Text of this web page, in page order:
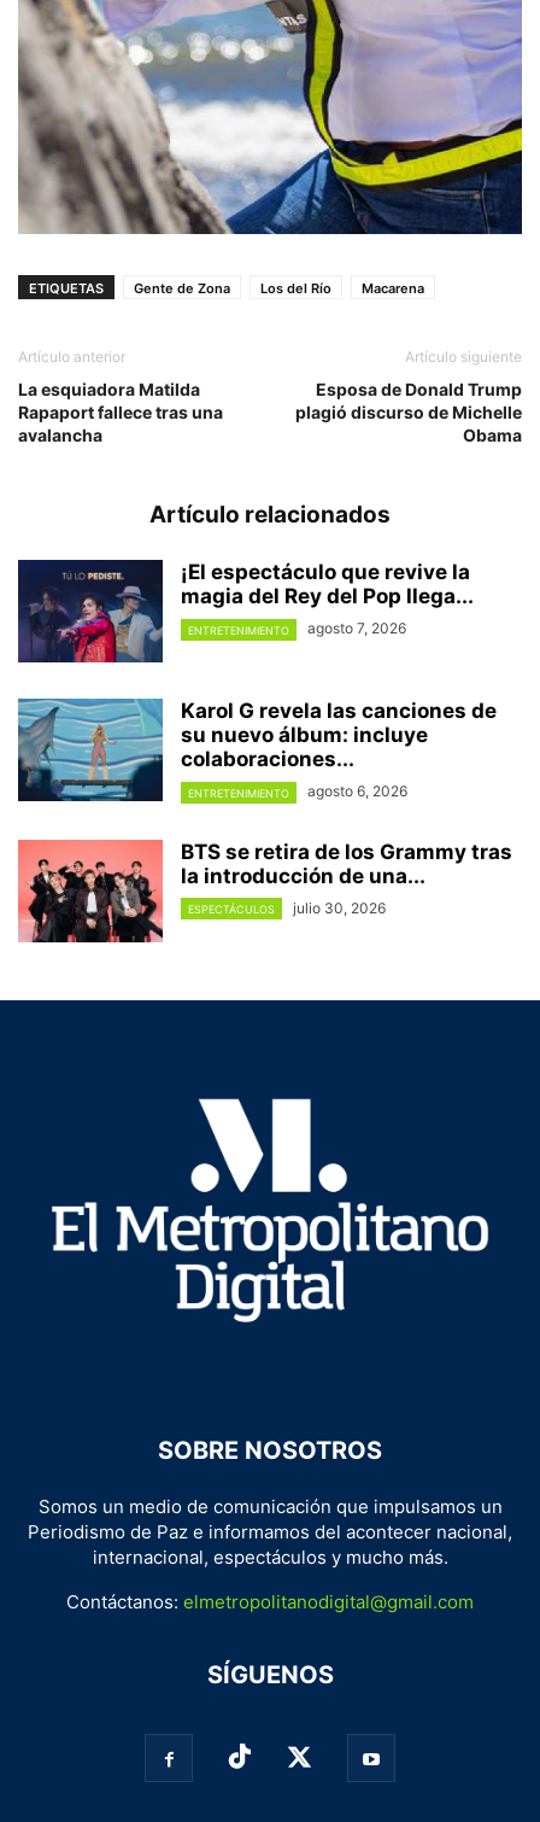
ETIQUETAS Gente de Zona Los del Río Macarena
Artículo anterior
La esquiadora Matilda
Rapaport fallece tras una
avalancha
Artículo siguiente
Esposa de Donald Trump
plagió discurso de Michelle
Obama
Artículo relacionados
¡El espectáculo que revive la
magia del Rey del Pop llega...
ENTRETENIMIENTO agosto 7, 2026
Karol G revela las canciones de
su nuevo álbum: incluye
colaboraciones...
ENTRETENIMIENTO agosto 6, 2026
BTS se retira de los Grammy tras
la introducción de una...
ESPECTÁCULOS julio 30, 2026
SOBRE NOSOTROS
Somos un medio de comunicación que impulsamos un
Periodismo de Paz e informamos del acontecer nacional,
internacional, espectáculos y mucho más.
Contáctanos: elmetropolitanodigital@gmail.com
SÍGUENOS